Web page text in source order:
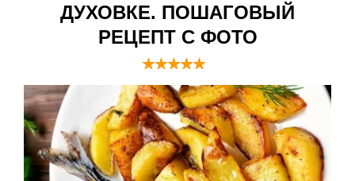
ДУХОВКЕ. ПОШАГОВЫЙ
РЕЦЕПТ С ФОТО